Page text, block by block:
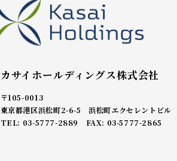
カサイホールディングス株式会社
〒105-0013
東京都港区浜松町2-6-5 浜松町エクセレントビル
TEL: 03-5777-2889 FAX: 03-5777-2865